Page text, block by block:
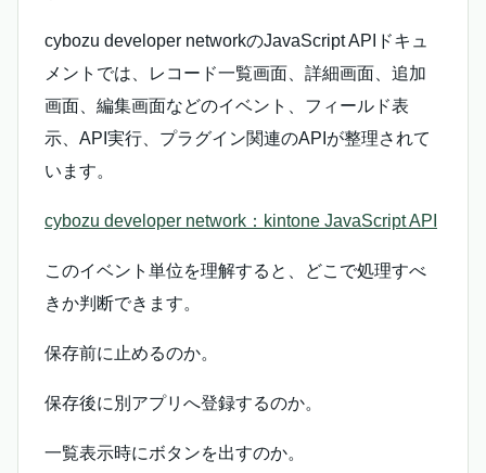
cybozu developer networkのJavaScript APIドキュ
メントでは、レコード一覧画面、詳細画面、追加
画面、編集画面などのイベント、フィールド表
示、API実行、プラグイン関連のAPIが整理されて
います。
cybozu developer network：kintone JavaScript API
このイベント単位を理解すると、どこで処理すべ
きか判断できます。
保存前に止めるのか。
保存後に別アプリへ登録するのか。
一覧表示時にボタンを出すのか。